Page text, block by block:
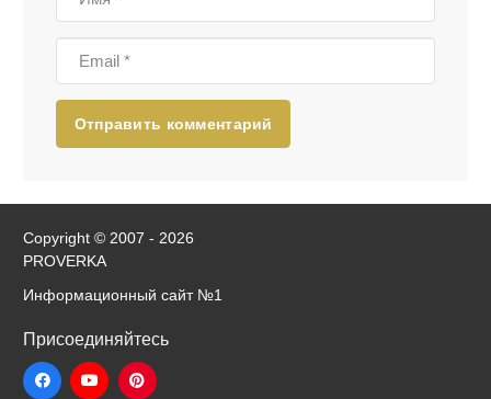
Отправить комментарий
Copyright © 2007 - 2026
PROVERKA
Информационный сайт №1
Присоединяйтесь